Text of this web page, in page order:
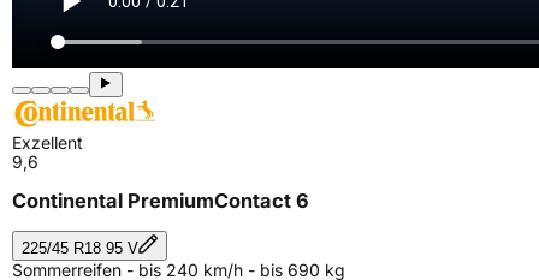
Exzellent
9,6
Continental PremiumContact 6
225/45 R18 95 V
Sommerreifen - bis 240 km/h - bis 690 kg